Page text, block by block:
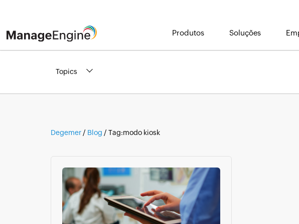
Produtos Soluções
Topics
Degemer / Blog / Tag:modo kiosk